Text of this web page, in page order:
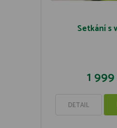
Setkání s
1
DETAIL